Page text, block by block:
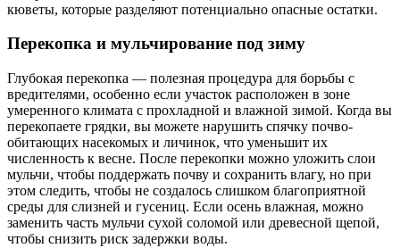
кюветы, которые разделяют потенциально опасные остатки.
Перекопка и мульчирование под зиму
Глубокая перекопка — полезная процедура для борьбы с
вредителями, особенно если участок расположен в зоне
умеренного климата с прохладной и влажной зимой. Когда вы
перекопаете грядки, вы можете нарушить спячку почво-
обитающих насекомых и личинок, что уменьшит их
численность к весне. После перекопки можно уложить слои
мульчи, чтобы поддержать почву и сохранить влагу, но при
этом следить, чтобы не создалось слишком благоприятной
среды для слизней и гусениц. Если осень влажная, можно
заменить часть мульчи сухой соломой или древесной щепой,
чтобы снизить риск задержки воды.